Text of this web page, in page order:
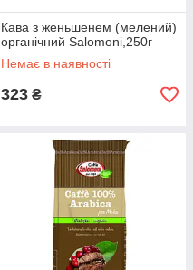
Кава з женьшенем (мелений)
органічний Salomoni,250г
Немає в наявності
323 ₴